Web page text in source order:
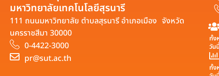
มหาวิทยาลัยเทคโนโลยีสุรนารี
111 ถนนมหาวิทยาลัย ตำบลสุรนารี อำเภอเมือง จังหวัด
นครราชสีมา 30000
0-4422-3000
pr@sut.ac.th
ทั้ง
วัน
ทั้ง